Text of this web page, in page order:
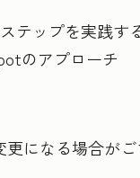
テップを実践す
のアプローチ
になる場合がご